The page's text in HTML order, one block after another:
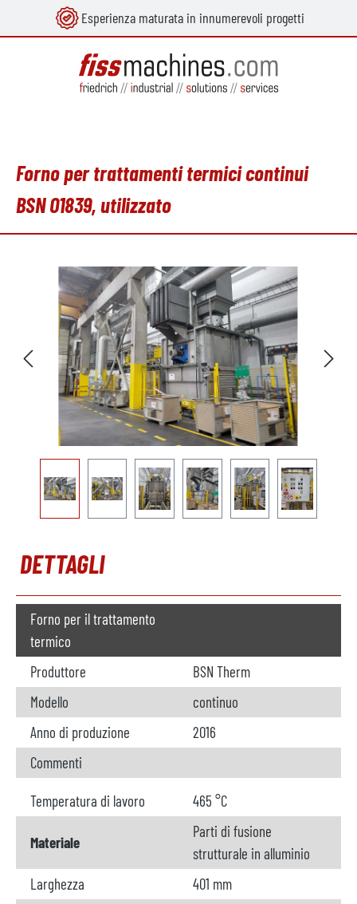
principale Esperienza maturata in innumerevoli progetti
Forno per trattamenti termici continui
BSN O1839, utilizzato
Salta la galleria di immagini
DETTAGLI
Forno per il trattamento
termico
Produttore
BSN Therm
Modello
continuo
Anno di produzione
2016
Commenti
Temperatura di lavoro 465 °C
Materiale
Parti di fusione
strutturale in alluminio
Larghezza
401 mm